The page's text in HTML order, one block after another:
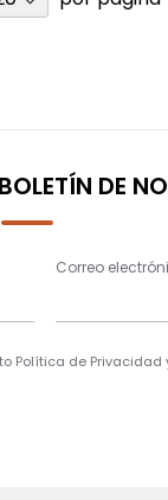
DE
Correo
Política de Privacidad